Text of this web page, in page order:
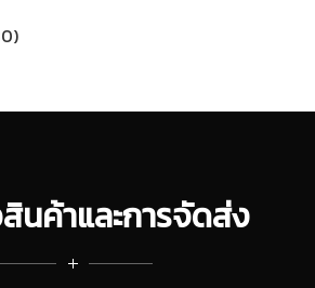
30
นค้าและการจัดส่ง